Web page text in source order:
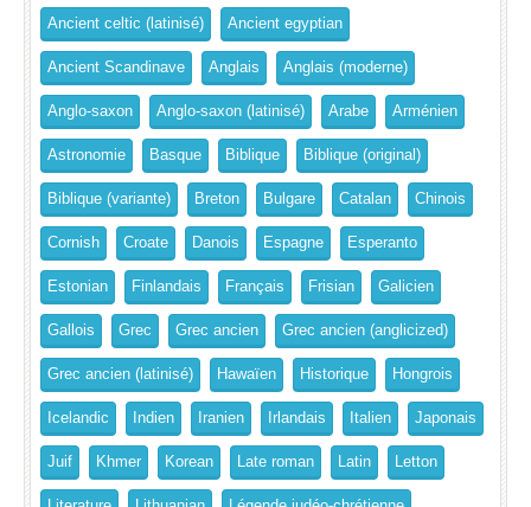
Ancient celtic (latinisé) Ancient egyptian
Ancient Scandinave Anglais Anglais (moderne)
Anglo-saxon Anglo-saxon (latinisé) Arabe Arménien
Astronomie Basque Biblique Biblique (original)
Biblique (variante) Breton Bulgare Catalan Chinois
Cornish Croate Danois Espagne Esperanto
Estonian Finlandais Français Frisian Galicien
Gallois Grec Grec ancien Grec ancien (anglicized)
Grec ancien (latinisé) Hawaïen Historique Hongrois
Icelandic Indien Iranien Irlandais Italien Japonais
Juif Khmer Korean Late roman Latin Letton